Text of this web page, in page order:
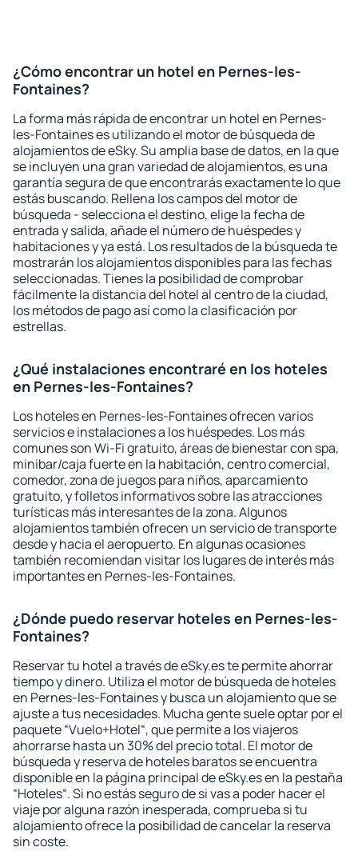
¿Cómo encontrar un hotel en Pernes-les-
Fontaines?
La forma más rápida de encontrar un hotel en Pernes-
les-Fontaines es utilizando el motor de búsqueda de
alojamientos de eSky. Su amplia base de datos, en la que
se incluyen una gran variedad de alojamientos, es una
garantía segura de que encontrarás exactamente lo que
estás buscando. Rellena los campos del motor de
búsqueda - selecciona el destino, elige la fecha de
entrada y salida, añade el número de huéspedes y
habitaciones y ya está. Los resultados de la búsqueda te
mostrarán los alojamientos disponibles para las fechas
seleccionadas. Tienes la posibilidad de comprobar
fácilmente la distancia del hotel al centro de la ciudad,
los métodos de pago así como la clasificación por
estrellas.
¿Qué instalaciones encontraré en los hoteles
en Pernes-les-Fontaines?
Los hoteles en Pernes-les-Fontaines ofrecen varios
servicios e instalaciones a los huéspedes. Los más
comunes son Wi-Fi gratuito, áreas de bienestar con spa,
minibar/caja fuerte en la habitación, centro comercial,
comedor, zona de juegos para niños, aparcamiento
gratuito, y folletos informativos sobre las atracciones
turísticas más interesantes de la zona. Algunos
alojamientos también ofrecen un servicio de transporte
desde y hacia el aeropuerto. En algunas ocasiones
también recomiendan visitar los lugares de interés más
importantes en Pernes-les-Fontaines.
¿Dónde puedo reservar hoteles en Pernes-les-
Fontaines?
Reservar tu hotel a través de eSky.es te permite ahorrar
tiempo y dinero. Utiliza el motor de búsqueda de hoteles
en Pernes-les-Fontaines y busca un alojamiento que se
ajuste a tus necesidades. Mucha gente suele optar por el
paquete “Vuelo+Hotel“, que permite a los viajeros
ahorrarse hasta un 30% del precio total. El motor de
búsqueda y reserva de hoteles baratos se encuentra
disponible en la página principal de eSky.es en la pestaña
“Hoteles“. Si no estás seguro de si vas a poder hacer el
viaje por alguna razón inesperada, comprueba si tu
alojamiento ofrece la posibilidad de cancelar la reserva
sin coste.